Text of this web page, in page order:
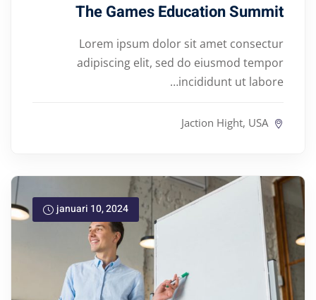
The Games Education Summit
Lorem ipsum dolor sit amet consectur
adipiscing elit, sed do eiusmod tempor
incididunt ut labore…
Jaction Hight, USA
januari 10, 2024